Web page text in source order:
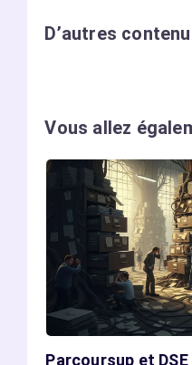
D’autres
Vous allez
Parcoursup et